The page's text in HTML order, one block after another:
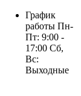
График
работы Пн-
Пт: 9:00 -
17:00 Сб,
Вс:
Выходные